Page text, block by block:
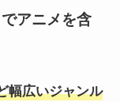
アニメを含
幅広いジャンル